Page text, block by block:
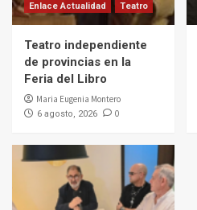
Enlace Actualidad
Teatro
Teatro independiente
de provincias en la
Feria del Libro
Maria Eugenia Montero
6 agosto, 2026 0